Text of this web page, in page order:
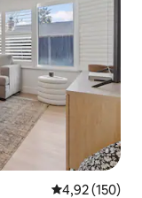
Évaluation
4,92 (150)